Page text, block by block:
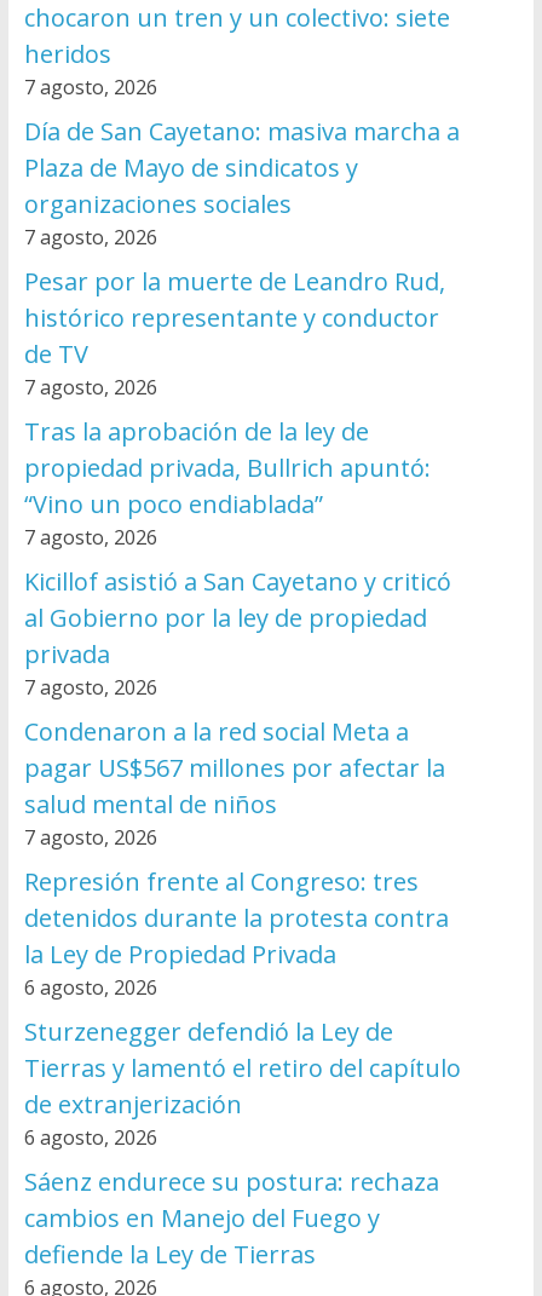
chocaron un tren y un colectivo: siete
heridos
7 agosto, 2026
Día de San Cayetano: masiva marcha a
Plaza de Mayo de sindicatos y
organizaciones sociales
7 agosto, 2026
Pesar por la muerte de Leandro Rud,
histórico representante y conductor
de TV
7 agosto, 2026
Tras la aprobación de la ley de
propiedad privada, Bullrich apuntó:
“Vino un poco endiablada”
7 agosto, 2026
Kicillof asistió a San Cayetano y criticó
al Gobierno por la ley de propiedad
privada
7 agosto, 2026
Condenaron a la red social Meta a
pagar US$567 millones por afectar la
salud mental de niños
7 agosto, 2026
Represión frente al Congreso: tres
detenidos durante la protesta contra
la Ley de Propiedad Privada
6 agosto, 2026
Sturzenegger defendió la Ley de
Tierras y lamentó el retiro del capítulo
de extranjerización
6 agosto, 2026
Sáenz endurece su postura: rechaza
cambios en Manejo del Fuego y
defiende la Ley de Tierras
6 agosto, 2026